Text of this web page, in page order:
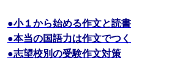
●小１から始める作文と読書
●本当の国語力は作文でつく
●志望校別の受験作文対策